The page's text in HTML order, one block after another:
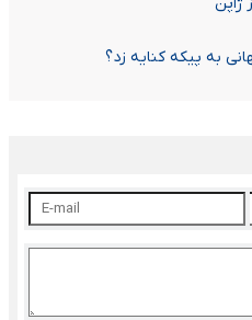
ژاپن
به پیکه کنایه زد؟